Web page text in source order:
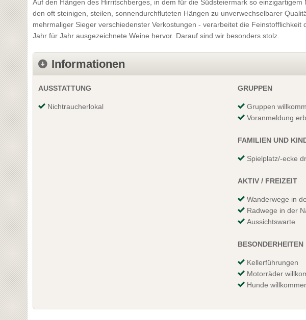
Auf den Hängen des Hirritschberges, in dem für die Südsteiermark so
den oft steinigen, steilen, sonnendurchfluteten Hängen zu unverwechselbarer
mehrmaliger Sieger verschiedenster Verkostungen - verarbeitet die Feinstofflichkeit
Jahr für Jahr ausgezeichnete Weine hervor. Darauf sind wir besonders stolz.
Informationen
AUSSTATTUNG
Nichtraucherlokal
GRUPPEN
Gruppen
Voranmeldung
FAMILIEN UND
Spielplatz/-ecke
AKTIV / FREIZEIT
Wanderwege in
Radwege in der
Aussichtswarte
BESONDERHEITEN
Kellerführungen
Motorräder
Hunde